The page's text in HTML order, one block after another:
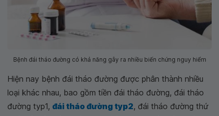
Bệnh đái tháo đường có khả năng gây ra nhiều biến chứng nguy hiểm
Hiện nay bệnh đái tháo đường được phân thành nhiều
loại khác nhau, bao gồm tiền đái tháo đường, đái tháo
đường typ1, đái tháo đường typ2, đái tháo đường thứ